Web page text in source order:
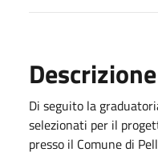
Descrizione
Di seguito la
selezionati per il
presso il Comune di